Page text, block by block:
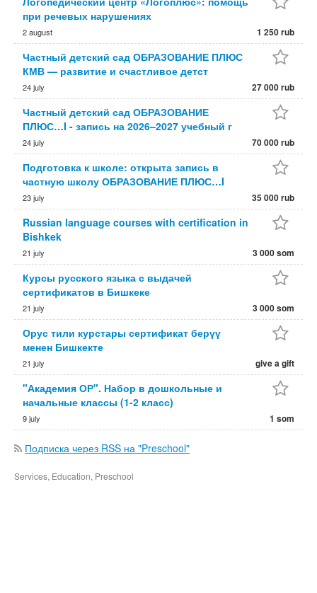
при речевых нарушениях
2 august 1 250 rub
Частный детский сад ОБРАЗОВАНИЕ ПЛЮС
КМВ — развитие и счастливое детст
24 july 27 000 rub
Частный детский сад ОБРАЗОВАНИЕ
ПЛЮС…I - запись на 2026–2027 учебный г
24 july 70 000 rub
Подготовка к школе: открыта запись в
частную школу ОБРАЗОВАНИЕ ПЛЮС…I
23 july 35 000 rub
Russian language courses with certification in
Bishkek
21 july 3 000 som
Курсы русского языка с выдачей
сертификатов в Бишкеке
21 july 3 000 som
Орус тили курстары сертификат берүү
менен Бишкекте
21 july give a gift
"Академия ОР". Набор в дошкольные и
начальные классы (1-2 класс)
9 july 1 som
Подписка через RSS на "Preschool"
Services, Education, Preschool